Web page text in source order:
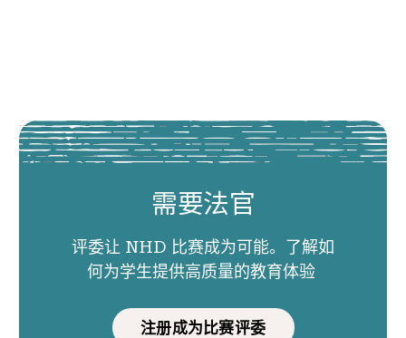
需要法官
评委让 NHD 比赛成为可能。了解如
何为学生提供高质量的教育体验
注册成为比赛评委